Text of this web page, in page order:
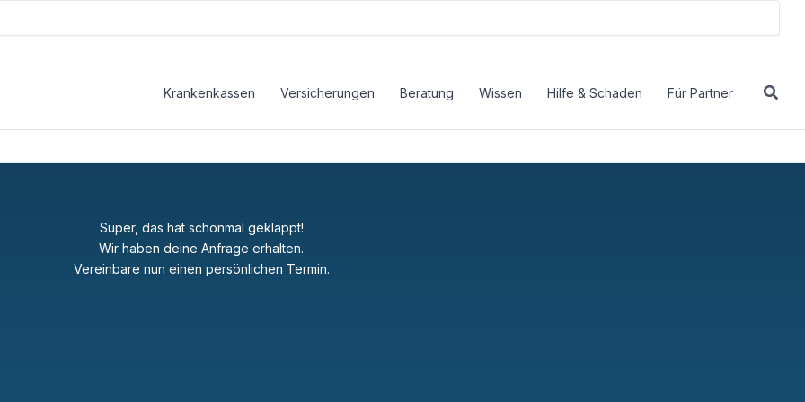
Krankenkassen Versicherungen Beratung Wissen Hilfe & Schaden Für Partner
Super, das hat schonmal geklappt!
Wir haben deine Anfrage erhalten.
Vereinbare nun einen persönlichen Termin.